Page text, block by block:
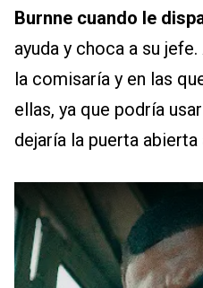
Burnne cuando le
ayuda y choca a su
la comisaría y en las
ellas, ya que podría
dejaría la puerta abierta